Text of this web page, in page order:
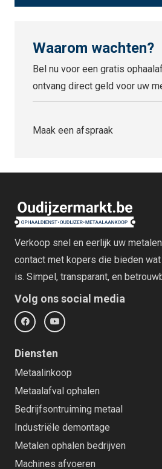
Waarom wachten?
Bel nu voor een gratis
ontvang direct geld voor uw
Maak een afspraak
Verkoop snel en eerlijk uw
contact met kopers die bieden
is. Simpel, transparant, en
Volg ons social media
Diensten
Metaalinkoop
Metaalafval ophalen
Bedrijfsontruiming metaal
Industriële demontage
Metalen ophalen bedrijven
Machines afvoeren